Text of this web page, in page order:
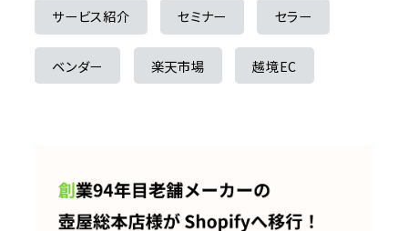
サービス紹介 セミナー セラー
ベンダー 楽天市場 越境EC